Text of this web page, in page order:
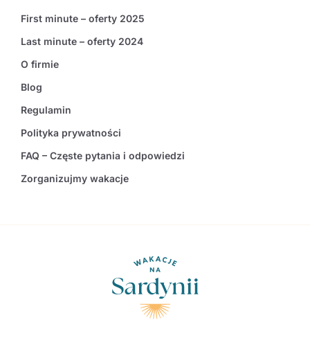
First minute – oferty 2025
Last minute – oferty 2024
O firmie
Blog
Regulamin
Polityka prywatności
FAQ – Częste pytania i odpowiedzi
Zorganizujmy wakacje